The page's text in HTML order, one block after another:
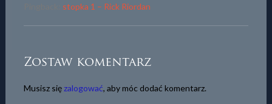
stopka 1 – Rick Riordan
Zostaw komentarz
Musisz sięzalogować, aby móc dodać komentarz.